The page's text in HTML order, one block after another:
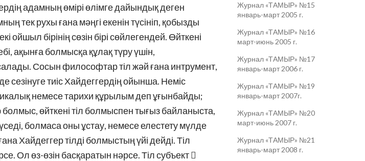
адамның өмірі өлімге дайындық деген
тек рухы ғана мәңгі екенін түсініп, қобызды
бірінің сөзін бірі сөйлегендей. Өйткені
ақынға болмысқа құлақ түру үшін,
Сосын философтар тіл жәй ғана интрумент,
сезінуге тиіс Хайдеггердің ойынша. Неміс
немесе тарихи құрылым деп ұғынбайды;
өйткені тіл болмыспен тығыз байланыста,
болмаса оны ұстау, немесе елестету мүлде
Хайдеггер тілді болмыстың үйі дейді. Тіл
Ол өз-өзін басқаратын нәрсе. Тіл субъект 
Журнал «ТАМЫР» №15
январь-март 2005 г.
Журнал «ТАМЫР» №16
март-июнь 2005 г.
Журнал «ТАМЫР» №17
январь-март 2006 г.
Журнал «ТАМЫР» №19
январь-март 2007г.
Журнал «ТАМЫР» №20
март-июнь 2007 г.
Журнал «ТАМЫР» №21
январь-март 2008 г.